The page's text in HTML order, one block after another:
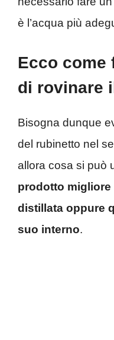
è l’acqua più
Ecco come
di rovinare
Bisogna dunque
del rubinetto nel
allora cosa si può
prodotto migliore
distillata oppure
suo interno.